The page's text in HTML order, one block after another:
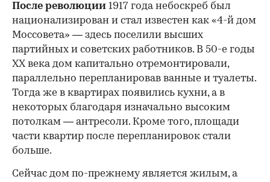
После революции 1917 года небоскреб был
национализирован и стал известен как «4-й дом
Моссовета» — здесь поселили высших
партийных и советских работников. В 50-е годы
ХХ века дом капитально отремонтировали,
параллельно перепланировав ванные и туалеты.
Тогда же в квартирах появились кухни, а в
некоторых благодаря изначально высоким
потолкам — антресоли. Кроме того, площади
части квартир после перепланировок стали
больше.
Сейчас дом по-прежнему является жилым, а